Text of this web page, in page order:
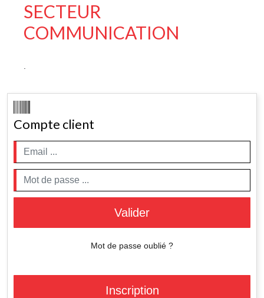
SECTEUR
COMMUNICATION
Compte client
Valider
Mot de passe oublié ?
Inscription